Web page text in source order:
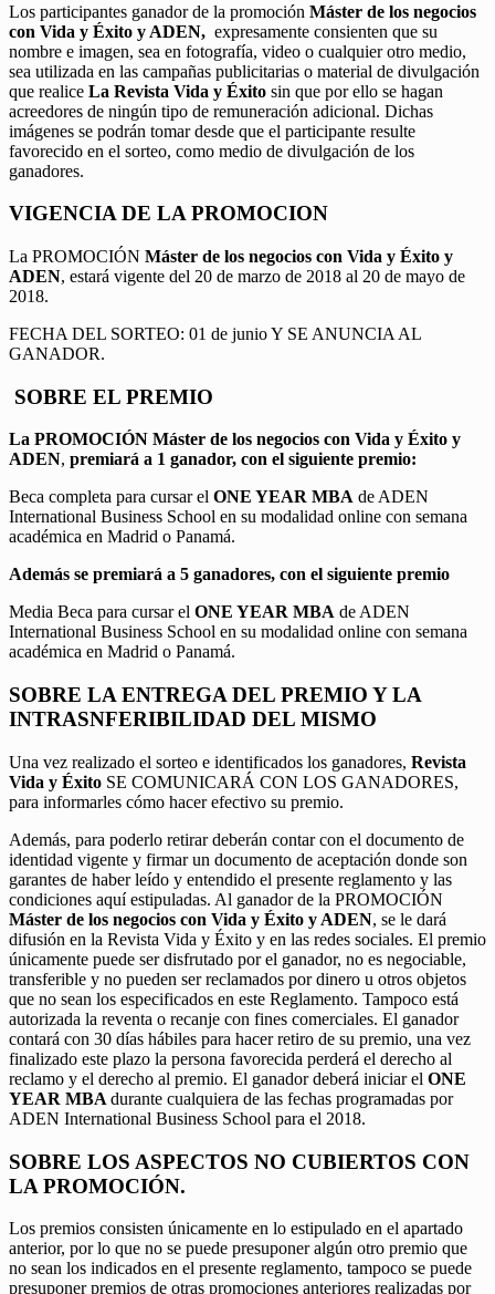
Los participantes ganador de la promoción Máster de los negocios
con Vida y Éxito y ADEN, expresamente consienten que su
nombre e imagen, sea en fotografía, video o cualquier otro medio,
sea utilizada en las campañas publicitarias o material de divulgación
que realice La Revista Vida y Éxito sin que por ello se hagan
acreedores de ningún tipo de remuneración adicional. Dichas
imágenes se podrán tomar desde que el participante resulte
favorecido en el sorteo, como medio de divulgación de los
ganadores.
VIGENCIA DE LA PROMOCION
La PROMOCIÓN Máster de los negocios con Vida y Éxito y
ADEN, estará vigente del 20 de marzo de 2018 al 20 de mayo de
2018.
FECHA DEL SORTEO: 01 de junio Y SE ANUNCIA AL
GANADOR.
SOBRE EL PREMIO
La PROMOCIÓN Máster de los negocios con Vida y Éxito y
ADEN, premiará a 1 ganador, con el siguiente premio:
Beca completa para cursar el ONE YEAR MBA de ADEN
International Business School en su modalidad online con semana
académica en Madrid o Panamá.
Además se premiará a 5 ganadores, con el siguiente premio
Media Beca para cursar el ONE YEAR MBA de ADEN
International Business School en su modalidad online con semana
académica en Madrid o Panamá.
SOBRE LA ENTREGA DEL PREMIO Y LA
INTRASNFERIBILIDAD DEL MISMO
Una vez realizado el sorteo e identificados los ganadores, Revista
Vida y Éxito SE COMUNICARÁ CON LOS GANADORES,
para informarles cómo hacer efectivo su premio.
Además, para poderlo retirar deberán contar con el documento de
identidad vigente y firmar un documento de aceptación donde son
garantes de haber leído y entendido el presente reglamento y las
condiciones aquí estipuladas. Al ganador de la PROMOCIÓN
Máster de los negocios con Vida y Éxito y ADEN, se le dará
difusión en la Revista Vida y Éxito y en las redes sociales. El premio
únicamente puede ser disfrutado por el ganador, no es negociable,
transferible y no pueden ser reclamados por dinero u otros objetos
que no sean los especificados en este Reglamento. Tampoco está
autorizada la reventa o recanje con fines comerciales. El ganador
contará con 30 días hábiles para hacer retiro de su premio, una vez
finalizado este plazo la persona favorecida perderá el derecho al
reclamo y el derecho al premio. El ganador deberá iniciar el ONE
YEAR MBA durante cualquiera de las fechas programadas por
ADEN International Business School para el 2018.
SOBRE LOS ASPECTOS NO CUBIERTOS CON
LA PROMOCIÓN.
Los premios consisten únicamente en lo estipulado en el apartado
anterior, por lo que no se puede presuponer algún otro premio que
no sean los indicados en el presente reglamento, tampoco se puede
presuponer premios de otras promociones anteriores realizadas por